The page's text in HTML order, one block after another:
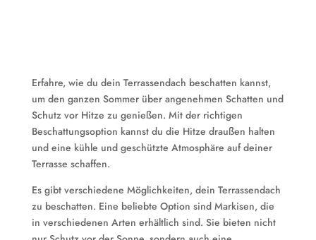
Erfahre, wie du dein Terrassendach beschatten kannst,
um den ganzen Sommer über angenehmen Schatten und
Schutz vor Hitze zu genießen. Mit der richtigen
Beschattungsoption kannst du die Hitze draußen halten
und eine kühle und geschützte Atmosphäre auf deiner
Terrasse schaffen.
Es gibt verschiedene Möglichkeiten, dein Terrassendach
zu beschatten. Eine beliebte Option sind Markisen, die
in verschiedenen Arten erhältlich sind. Sie bieten nicht